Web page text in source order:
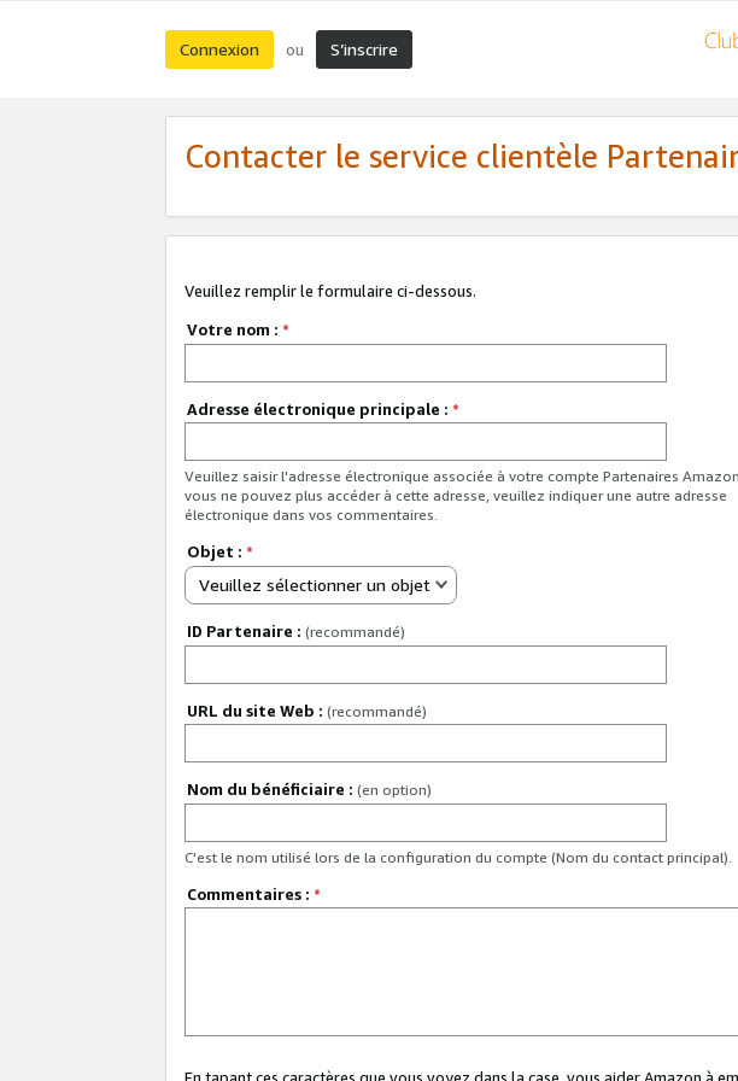
Connexion ou S’inscrire
Contacter le service clientèle
Veuillez remplir le formulaire ci-dessous.
Votre nom : *
Adresse électronique principale : *
Veuillez saisir l'adresse électronique associée à votre compte Partenaires
vous ne pouvez plus accéder à cette adresse, veuillez indiquer une autre adresse
électronique dans vos commentaires.
Objet : *
Veuillez sélectionner un objet
ID Partenaire : (recommandé)
URL du site Web : (recommandé)
Nom du bénéficiaire : (en option)
C'est le nom utilisé lors de la configuration du compte (Nom du contact principal).
Commentaires : *